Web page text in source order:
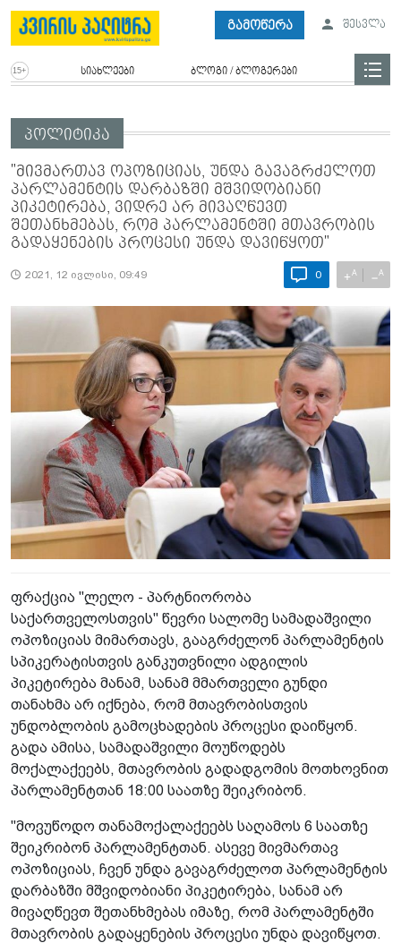
გამოწერა შესვლა
სიახლეები ბლოგი / ბლოგერები
პოლიტიკა
"მივმართავ ოპოზიციას, უნდა გავაგრძელოთ
პარლამენტის დარბაზში მშვიდობიანი
პიკეტირება, ვიდრე არ მივაღწევთ
შეთანხმებას, რომ პარლამენტში მთავრობის
გადაყენების პროცესი უნდა დავიწყოთ"
2021, 12 ივლისი, 09:49 0 +A −A
ფრაქცია "ლელო - პარტნიორობა
საქართველოსთვის" წევრი სალომე სამადაშვილი
ოპოზიციას მიმართავს, გააგრძელონ პარლამენტის
სპიკერატისთვის განკუთვნილი ადგილის
პიკეტირება მანამ, სანამ მმართველი გუნდი
თანახმა არ იქნება, რომ მთავრობისთვის
უნდობლობის გამოცხადების პროცესი დაიწყონ.
გადა ამისა, სამადაშვილი მოუწოდებს
მოქალაქეებს, მთავრობის გადადგომის მოთხოვნით
პარლამენტთან 18:00 საათზე შეიკრიბონ.
"მოვუწოდო თანამოქალაქეებს საღამოს 6 საათზე
შეიკრიბონ პარლამენტთან. ასევე მივმართავ
ოპოზიციას, ჩვენ უნდა გავაგრძელოთ პარლამენტის
დარბაზში მშვიდობიანი პიკეტირება, სანამ არ
მივაღწევთ შეთანხმებას იმაზე, რომ პარლამენტში
მთავრობის გადაყენების პროცესი უნდა დავიწყოთ.